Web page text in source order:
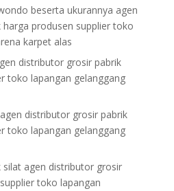
beserta ukurannya agen
produsen supplier toko
karpet alas
distributor grosir pabrik
toko lapangan gelanggang
distributor grosir pabrik
toko lapangan gelanggang
agen distributor grosir
toko lapangan